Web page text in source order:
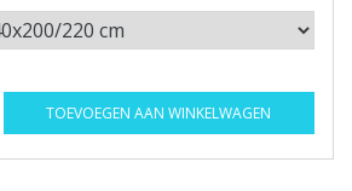
TOEVOEGEN AAN WINKELWAGEN